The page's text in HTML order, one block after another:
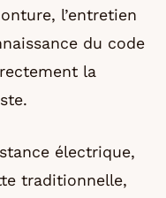
l’entretien
du code
la
électrique,
traditionnelle,